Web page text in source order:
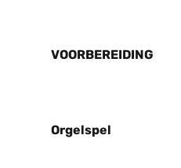
VOORBEREIDING
Orgelspel